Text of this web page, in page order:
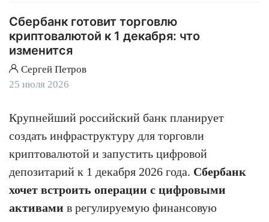
Сбербанк готовит торговлю
криптовалютой к 1 декабря: что
изменится
Сергей Петров
25 июля 2026
Крупнейший российский банк планирует
создать инфраструктуру для торговли
криптовалютой и запустить цифровой
депозитарий к 1 декабря 2026 года. Сбербанк
хочет встроить операции с цифровыми
активами в регулируемую финансовую